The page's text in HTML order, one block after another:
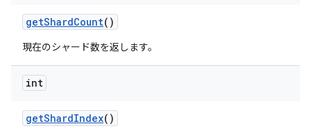
getShardCount()
現在のシャード数を返します。
int
getShardIndex()